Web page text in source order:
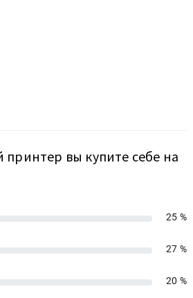
вы купите себе на
25 %
27 %
20 %